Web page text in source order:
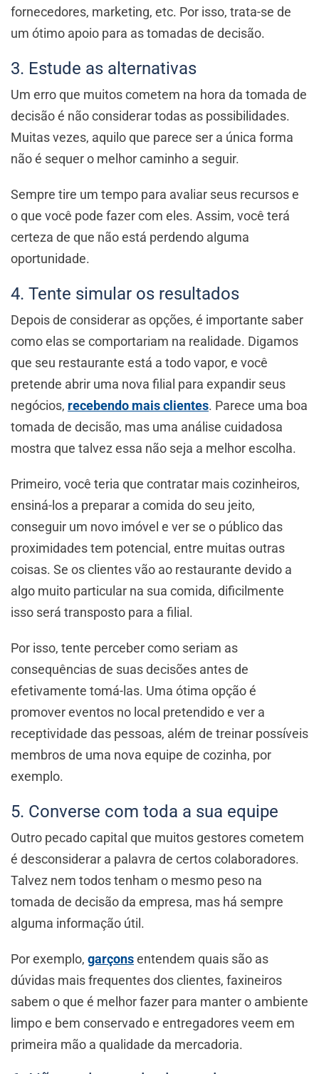
fornecedores, marketing, etc. Por isso, trata-se de
um ótimo apoio para as tomadas de decisão.
3. Estude as alternativas
Um erro que muitos cometem na hora da tomada de
decisão é não considerar todas as possibilidades.
Muitas vezes, aquilo que parece ser a única forma
não é sequer o melhor caminho a seguir.
Sempre tire um tempo para avaliar seus recursos e
o que você pode fazer com eles. Assim, você terá
certeza de que não está perdendo alguma
oportunidade.
4. Tente simular os resultados
Depois de considerar as opções, é importante saber
como elas se comportariam na realidade. Digamos
que seu restaurante está a todo vapor, e você
pretende abrir uma nova filial para expandir seus
negócios, recebendo mais clientes. Parece uma boa
tomada de decisão, mas uma análise cuidadosa
mostra que talvez essa não seja a melhor escolha.
Primeiro, você teria que contratar mais cozinheiros,
ensiná-los a preparar a comida do seu jeito,
conseguir um novo imóvel e ver se o público das
proximidades tem potencial, entre muitas outras
coisas. Se os clientes vão ao restaurante devido a
algo muito particular na sua comida, dificilmente
isso será transposto para a filial.
Por isso, tente perceber como seriam as
consequências de suas decisões antes de
efetivamente tomá-las. Uma ótima opção é
promover eventos no local pretendido e ver a
receptividade das pessoas, além de treinar possíveis
membros de uma nova equipe de cozinha, por
exemplo.
5. Converse com toda a sua equipe
Outro pecado capital que muitos gestores cometem
é desconsiderar a palavra de certos colaboradores.
Talvez nem todos tenham o mesmo peso na
tomada de decisão da empresa, mas há sempre
alguma informação útil.
Por exemplo, garçonsentendem quais são as
dúvidas mais frequentes dos clientes, faxineiros
sabem o que é melhor fazer para manter o ambiente
limpo e bem conservado e entregadores veem em
primeira mão a qualidade da mercadoria.